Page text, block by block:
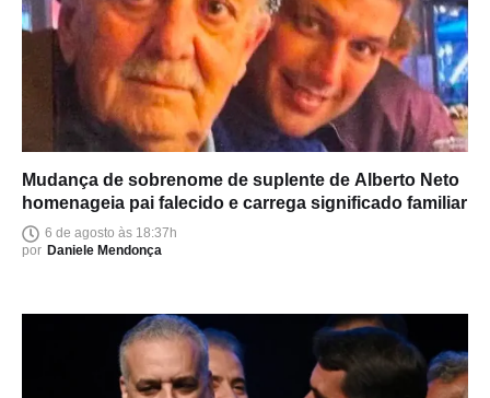
Mudança de sobrenome de suplente de Alberto Neto
homenageia pai falecido e carrega significado familiar
6 de agosto às 18:37h
por Daniele Mendonça